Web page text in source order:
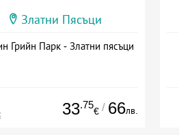
Златни Пясъци
Грийн Парк - Златни пясъци
33.75
€ / 66лв.